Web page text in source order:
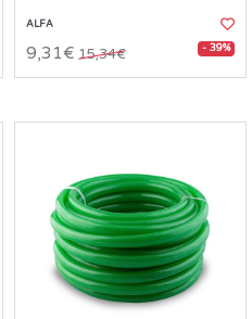
ALFA
9,31€ 15,34€ - 39%